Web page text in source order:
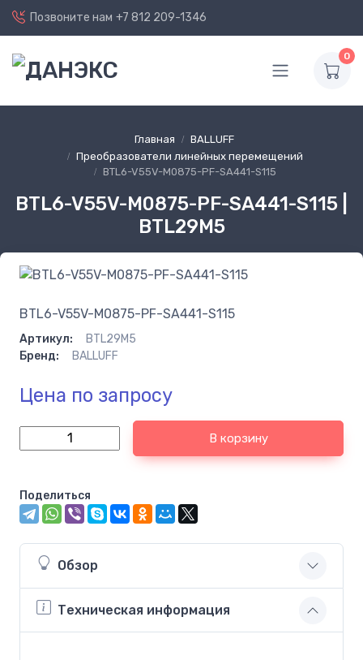
Позвоните нам +7 812 209-1346
0
Главная
BALLUFF
Преобразователи линейных перемещений
BTL6-V55V-M0875-PF-SA441-S115
BTL6-V55V-M0875-PF-SA441-S115 |
BTL29M5
BTL6-V55V-M0875-PF-SA441-S115
Артикул:
BTL29M5
Бренд:
BALLUFF
Цена по запросу
В корзину
Поделиться
Обзор
Техническая информация